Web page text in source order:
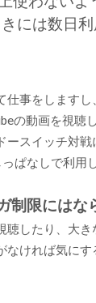
には数日
仕事をしますし
の動画を視聴し
ースイッチ対
ぱなしで利用
制限にはな
聴したり、大
なければ気に